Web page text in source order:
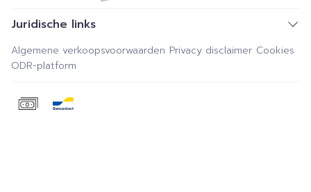
Juridische links
Algemene verkoopsvoorwaarden Privacy disclaimer Cookies
ODR-platform